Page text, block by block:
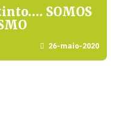
SOMOS
 26-maio-2020